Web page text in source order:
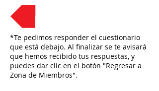
*Te pedimos responder el cuestionario
que está debajo. Al finalizar se te avisará
que hemos recibido tus respuestas, y
puedes dar clic en el botón "Regresar a
Zona de Miembros".